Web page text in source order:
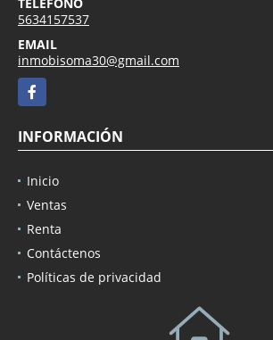
5634157537
EMAIL
inmobisoma30@gmail.com
Facebook
INFORMACIÓN
Inicio
Ventas
Renta
Contáctenos
Políticas de privacidad